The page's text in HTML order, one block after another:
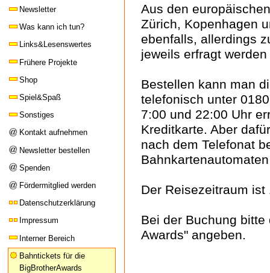
Newsletter
Was kann ich tun?
Links&Lesenswertes
Frühere Projekte
Shop
Spiel&Spaß
Sonstiges
Kontakt aufnehmen
Newsletter bestellen
Spenden
Fördermitglied werden
Datenschutzerklärung
Impressum
Interner Bereich
Bahntickets für die
BigBrotherAwards
Aus den
Zürich, Kopenhagen
ebenfalls, allerdings
jeweils erfragt
Bestellen kann man
telefonisch unter
7:00 und 22:00 Uhr
Kreditkarte. Aber
nach dem Telefonat
Der Reisezeitraum
Bei der Buchung
Awards" angeben.